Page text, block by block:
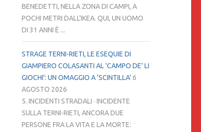
STRADA
«AUGURI
SABATO
COMPLEANNO.
BENEDETTI, NELLA ZONA DI CAMPI, A
POCHI METRI DALL'IKEA. QUI, UN UOMO
DI 31 ANNI È ...
STRAGE TERNI-RIETI, LE ESEQUIE DI
GIAMPIERO COLASANTI AL 'CAMPO DE' LI
GIOCHI': UN OMAGGIO A 'SCINTILLA' 6
AGOSTO 2026
5. INCIDENTI STRADALI · INCIDENTE
SULLA TERNI-RIETI, ANCORA DUE
PERSONE FRA LA VITA E LA MORTE: